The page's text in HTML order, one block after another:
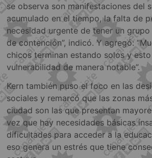
se observa son manifestaciones del
acumulado en el tiempo, la falta de
necesidad urgente de tener un
de contención”, indicó. Y agregó:
chicos terminan estando solos y
vulnerabilidad de manera notable”.
Kern también puso el foco en las
sociales y remarcó que las zonas
ciudad son las que presentan
vez que hay necesidades básicas
dificultades para acceder a la
eso genera un estrés que tiene